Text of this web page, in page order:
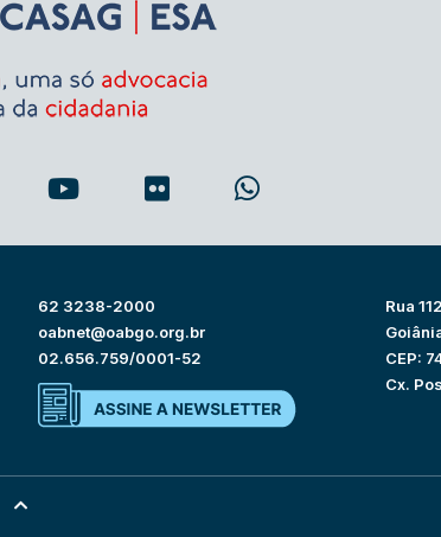
62 3238-2000
oabnet@oabgo.org.br
02.656.759/0001-52
Rua
CEP:
Cx.